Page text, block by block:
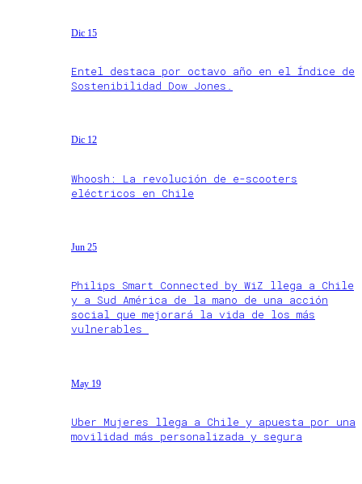
Dic 15
Entel destaca por octavo año en el Índice de
Sostenibilidad Dow Jones.
Dic 12
Whoosh: La revolución de e-scooters
eléctricos en Chile
Jun 25
Philips Smart Connected by WiZ llega a Chile
y a Sud América de la mano de una acción
social que mejorará la vida de los más
vulnerables
May 19
Uber Mujeres llega a Chile y apuesta por una
movilidad más personalizada y segura